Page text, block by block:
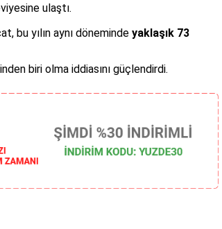
ulaştı.
bu yılın aynı döneminde yaklaşık 73
biri olma iddiasını güçlendirdi.